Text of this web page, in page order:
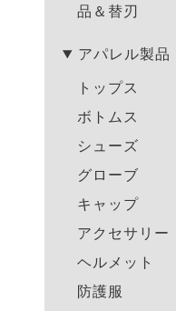
品＆替刃
アパレル製品
トップス
ボトムス
シューズ
グローブ
キャップ
アクセサリー
ヘルメット
防護服